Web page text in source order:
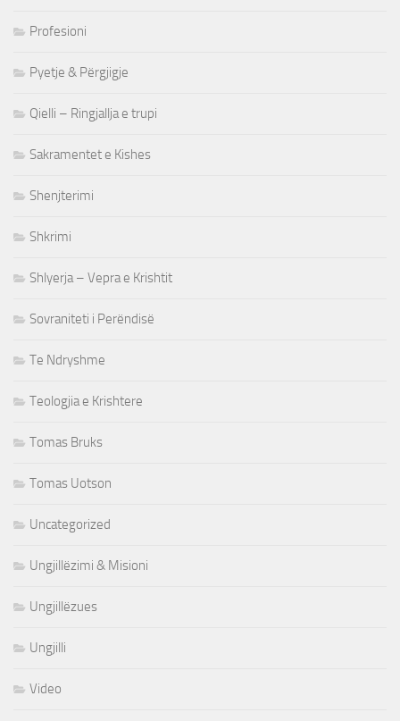
Profesioni
Pyetje & Përgjigje
Qielli – Ringjallja e trupi
Sakramentet e Kishes
Shenjterimi
Shkrimi
Shlyerja – Vepra e Krishtit
Sovraniteti i Perëndisë
Te Ndryshme
Teologjia e Krishtere
Tomas Bruks
Tomas Uotson
Uncategorized
Ungjillëzimi & Misioni
Ungjillëzues
Ungjilli
Video